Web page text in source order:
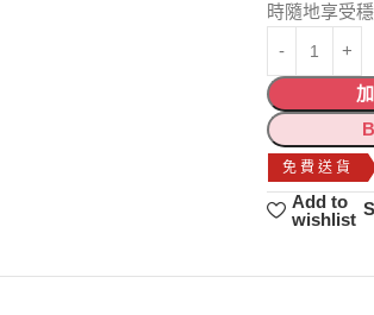
時隨地享受
免費送貨
Add to
wishlist